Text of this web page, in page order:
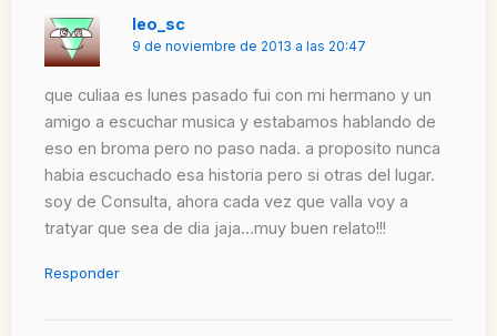
leo_sc
9 de noviembre de 2013 a las 20:47
que culiaa es lunes pasado fui con mi hermano y un
amigo a escuchar musica y estabamos hablando de
eso en broma pero no paso nada. a proposito nunca
habia escuchado esa historia pero si otras del lugar.
soy de Consulta, ahora cada vez que valla voy a
tratyar que sea de dia jaja…muy buen relato!!!
Responder